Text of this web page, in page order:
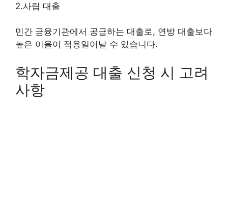
2.사립 대출
민간 금융기관에서 공급하는 대출로, 연방 대출보다
높은 이율이 적용일어날 수 있습니다.
학자금제공 대출 신청 시 고려
사항